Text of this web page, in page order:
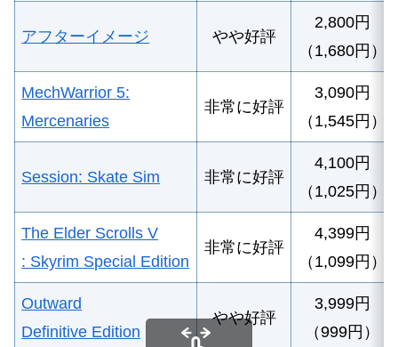
アフターイメージ やや好評
2,800円
（1,680円）
MechWarrior 5:
Mercenaries
非常に好評
3,090円
（1,545円）
Session: Skate Sim 非常に好評
4,100円
（1,025円）
The Elder Scrolls V
: Skyrim Special Edition
非常に好評
4,399円
（1,099円）
Outward
Definitive Edition
やや好評
3,999円
（999円）